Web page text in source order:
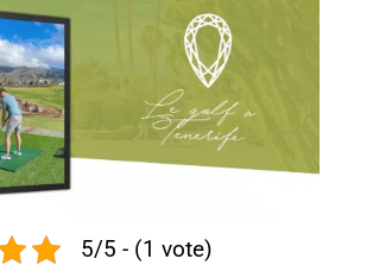
5/5 - (1 vote)